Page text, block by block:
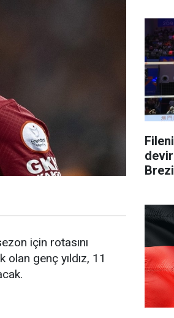
için rotasını
genç yıldız, 11